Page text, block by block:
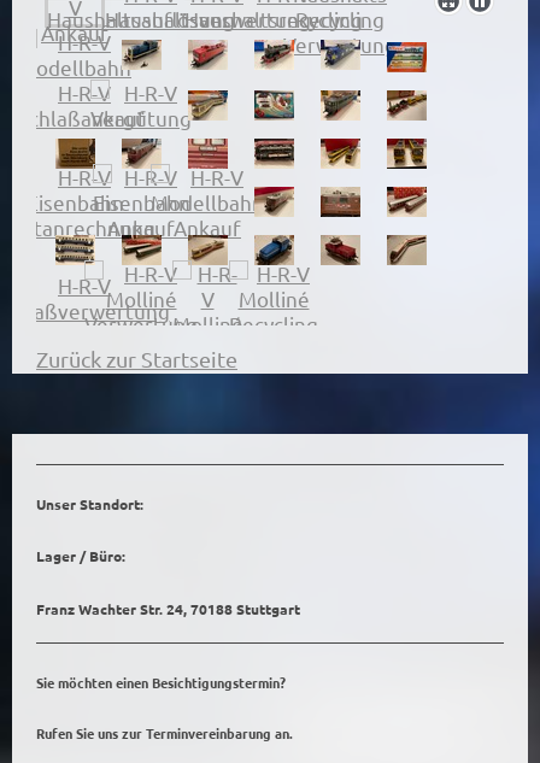
Zurück zur Startseite
Unser Standort:
Lager / Büro:
Franz Wachter Str. 24,70188 Stuttgart
Sie möchten einen Besichtigungstermin?
Rufen Sie uns zur Terminvereinbarung an.